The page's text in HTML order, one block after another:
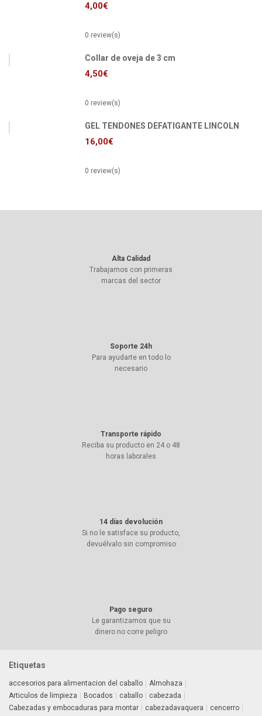
4,00€
0 review(s)
Collar de oveja de 3 cm
4,50€
0 review(s)
GEL TENDONES DEFATIGANTE LINCOLN
16,00€
0 review(s)
Alta Calidad
Trabajamos con primeras
marcas del sector
Soporte 24h
Para ayudarte en todo lo
necesario
Transporte rápido
Reciba su producto en 24 o 48
horas laborales
14 días devolución
Si no le satisface su producto,
devuélvalo sin compromiso
Pago seguro
Le garantizamos que su
dinero no corre peligro
Etiquetas
accesorios para alimentacion del caballo
Almohaza
Articulos de limpieza
Bocados caballo
cabezada
Cabezadas y embocaduras para montar
cabezadavaquera cencerro